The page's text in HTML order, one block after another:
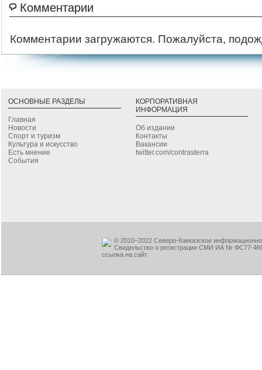
Комментарии
Комментарии загружаются. Пожалуйста,
ОСНОВНЫЕ РАЗДЕЛЫ
Главная
Новости
Спорт и туризм
Культура и искусство
Есть мнение
События
КОРПОРАТИВНАЯ
ИНФОРМАЦИЯ
Об издании
Контакты
Вакансии
twitter.com/contrasterra
© 2010–2022 Северо-Кавказское
Свидельство о регистрации СМИ ИА № ФС77-
ссылка на сайт